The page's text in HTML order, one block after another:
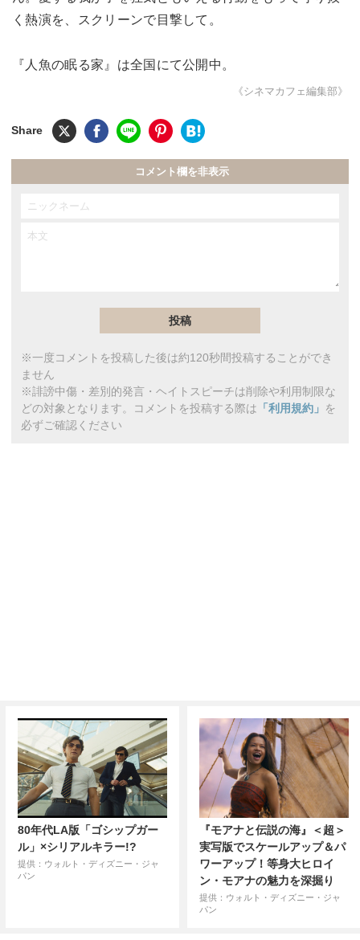
く熱演を、スクリーンで目撃して。
『人魚の眠る家』は全国にて公開中。
《シネマカフェ編集部》
コメント欄を非表示
※一度コメントを投稿した後は約120秒間投稿することができ
ません
※誹謗中傷・差別的発言・ヘイトスピーチは削除や利用制限な
どの対象となります。コメントを投稿する際は 「利用規約」 を
必ずご確認ください
80年代LA版「ゴシップガー
ル」×シリアルキラー!?
提供：ウォルト・ディズニー・ジャ
パン
『モアナと伝説の海』＜超＞
実写版でスケールアップ＆パ
ワーアップ！等身大ヒロイ
ン・モアナの魅力を深掘り
提供：ウォルト・ディズニー・ジャ
パン